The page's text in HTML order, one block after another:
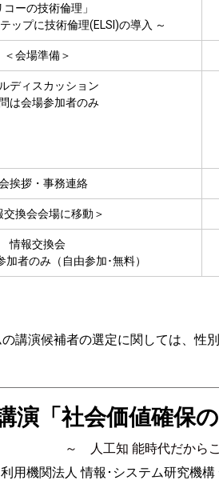
コーの技術倫理」
ップに技術倫理(ELSI)の導入 ～
＜会場準備＞
ディスカッション
は会場参加者のみ
挨拶・事務連絡
交換会会場に移動＞
情報交換会
者のみ（自由参加･無料）
講演候補者の選定に関しては、性
演「社会価値確保
知 能時代だからこそ実現
用機関法人 情報･システム研究機